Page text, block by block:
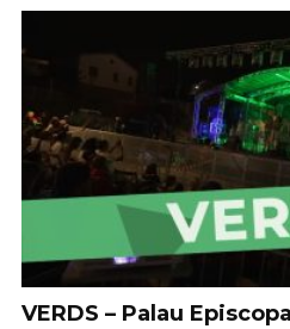
VERDS – Palau